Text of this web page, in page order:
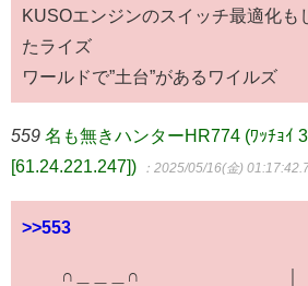
KUSOエンジンのスイッチ最適化も
たライズ
ワールドで”土台”があるワイルズ
559 名も無きハンターHR774 (ﾜｯﾁｮｲ
[61.24.221.247])
：2025/05/16(金)
>>553
∩＿＿＿∩ ｜